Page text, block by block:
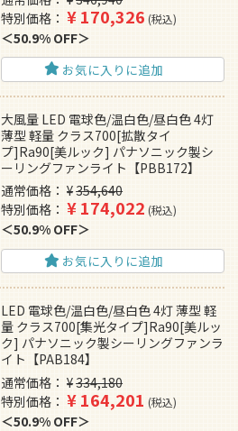
特別価格
¥170,326 税込
50.9% OFF
お気に入りに追加
大風量 LED 電球色/温白色/昼白色 4灯
薄型 軽量 クラス700[拡散タイ
プ]Ra90[美ルック] パナソニック製シ
ーリングファンライト【PBB172】
通常価格
¥354,640
特別価格
¥174,022 税込
50.9% OFF
お気に入りに追加
LED 電球色/温白色/昼白色 4灯 薄型 軽
量 クラス700[集光タイプ]Ra90[美ルッ
ク] パナソニック製シーリングファンラ
イト【PAB184】
通常価格
¥334,180
特別価格
¥164,201 税込
50.9% OFF